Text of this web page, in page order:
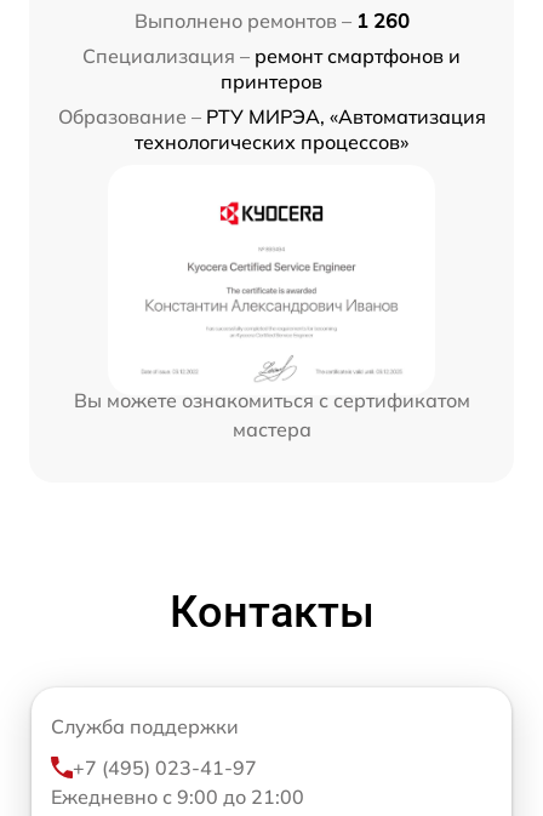
Выполнено ремонтов – 1 260
Специализация – ремонт смартфонов и
принтеров
Образование – РТУ МИРЭА, «Автоматизация
технологических процессов»
Вы можете ознакомиться с сертификатом
мастера
Контакты
Служба поддержки
+7 (495) 023-41-97
Ежедневно с 9:00 до 21:00